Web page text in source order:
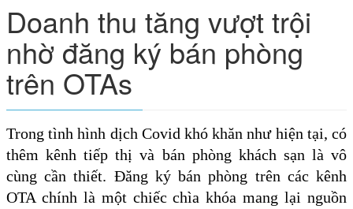
Doanh thu tăng vượt trội
nhờ đăng ký bán phòng
trên OTAs
Trong tình hình dịch Covid khó khăn như hiện tại, có
thêm kênh tiếp thị và bán phòng khách sạn là vô
cùng cần thiết. Đăng ký bán phòng trên các kênh
OTA chính là một chiếc chìa khóa mang lại nguồn